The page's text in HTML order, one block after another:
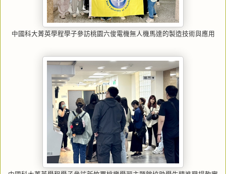
中國科大菁英學程學子參訪桃園六俊電機無人機馬達的製造技術與應用